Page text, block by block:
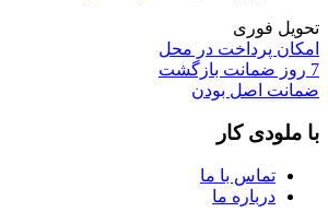
تحویل فوری
امکان پرداخت در محل
7 روز ضمانت بازگشت
ضمانت اصل بودن
با ملودی کار
تماس با ما
درباره ما